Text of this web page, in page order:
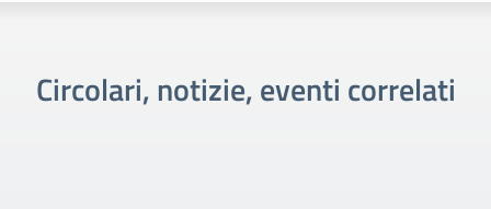
Circolari, notizie, eventi correlati